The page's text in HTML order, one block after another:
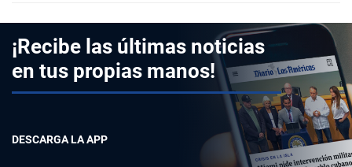
¡Recibe las últimas noticias
en tus propias manos!
DESCARGA LA APP